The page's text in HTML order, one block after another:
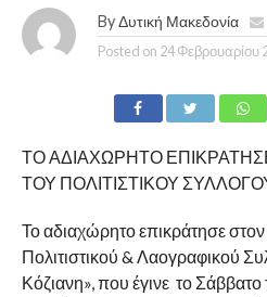
By Δυτική Μακεδονία
Posted on 24 Φεβρουαρίου
ΤΟ ΑΔΙΑΧΩΡΗΤΟ
ΤΟΥ ΠΟΛΙΤΙΣΤΙΚΟΥ
Το αδιαχώρητο επικράτησε στον
Πολιτιστικού & Λαογραφικού
Κόζιανη», που έγινε το